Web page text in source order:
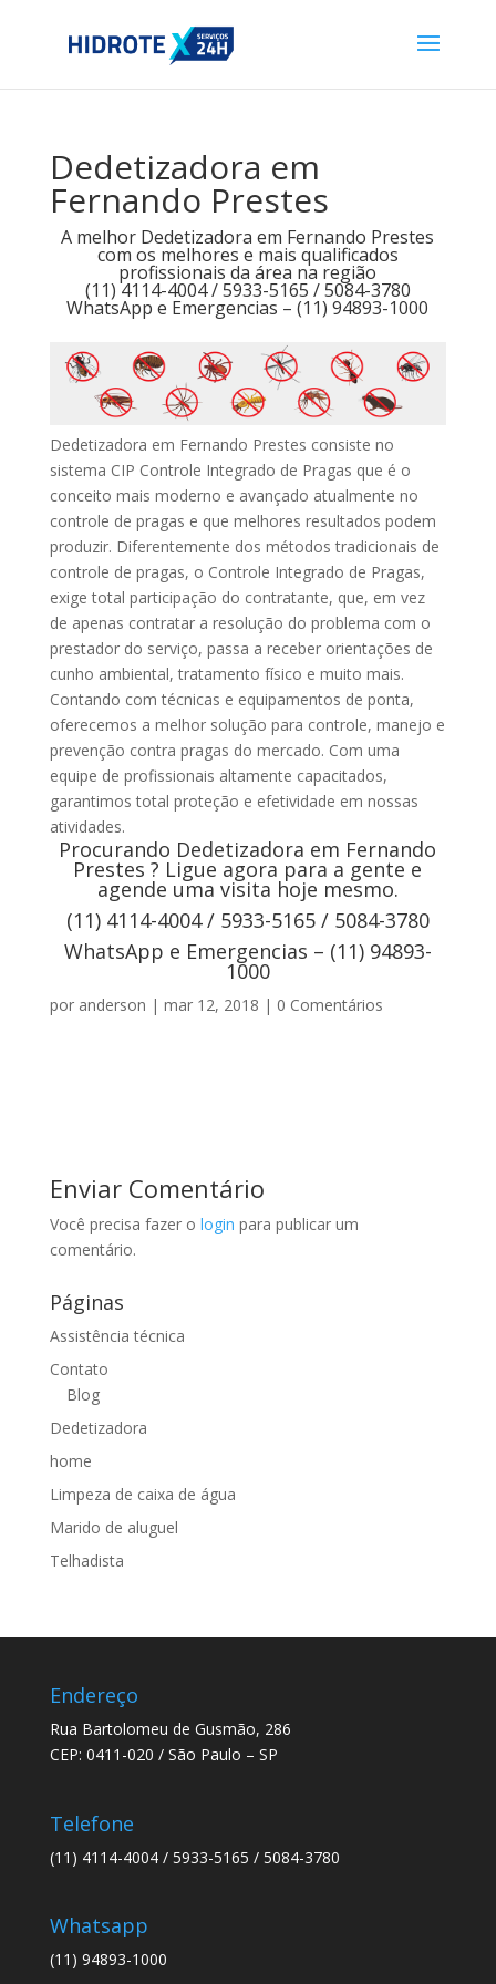
Dedetizadora em
Fernando Prestes
A melhor Dedetizadora em Fernando Prestes
com os melhores e mais qualificados
profissionais da área na região
(11) 4114-4004 / 5933-5165 / 5084-3780
WhatsApp e Emergencias – (11) 94893-1000
Dedetizadora em Fernando Prestes consiste no
sistema CIP Controle Integrado de Pragas que é o
conceito mais moderno e avançado atualmente no
controle de pragas e que melhores resultados podem
produzir. Diferentemente dos métodos tradicionais de
controle de pragas, o Controle Integrado de Pragas,
exige total participação do contratante, que, em vez
de apenas contratar a resolução do problema com o
prestador do serviço, passa a receber orientações de
cunho ambiental, tratamento físico e muito mais.
Contando com técnicas e equipamentos de ponta,
oferecemos a melhor solução para controle, manejo e
prevenção contra pragas do mercado. Com uma
equipe de profissionais altamente capacitados,
garantimos total proteção e efetividade em nossas
atividades.
Procurando Dedetizadora em Fernando
Prestes ? Ligue agora para a gente e
agende uma visita hoje mesmo.
(11) 4114-4004 / 5933-5165 / 5084-3780
WhatsApp e Emergencias – (11) 94893-
1000
por anderson | mar 12, 2018 | 0 Comentários
Enviar Comentário
Você precisa fazer o login para publicar um
comentário.
Páginas
Assistência técnica
Contato
Blog
Dedetizadora
home
Limpeza de caixa de água
Marido de aluguel
Telhadista
Endereço
Rua Bartolomeu de Gusmão, 286
CEP: 0411-020 / São Paulo – SP
Telefone
(11) 4114-4004 / 5933-5165 / 5084-3780
Whatsapp
(11) 94893-1000